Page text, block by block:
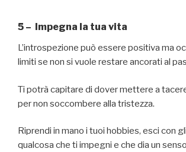
5 – Impegna la tua vita
L’introspezione può essere positiva ma
limiti se non si vuole restare ancorati al
Ti potrà capitare di dover mettere a
per non soccombere alla tristezza.
Riprendi in mano i tuoi hobbies, esci con
qualcosa che ti impegni e che dia un